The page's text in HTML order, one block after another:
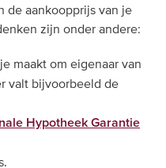
de aankoopprijs van je
zijn onder andere:
maakt om eigenaar van
valt bijvoorbeeld de
Hypotheek Garantie